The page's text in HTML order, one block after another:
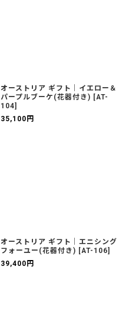
オーストリア ギフト｜イエロー＆
パープルブーケ(花器付き) [AT-
104]
35,100 円
オーストリア ギフト｜エニシング
フォーユー(花器付き) [AT-106]
39,400 円